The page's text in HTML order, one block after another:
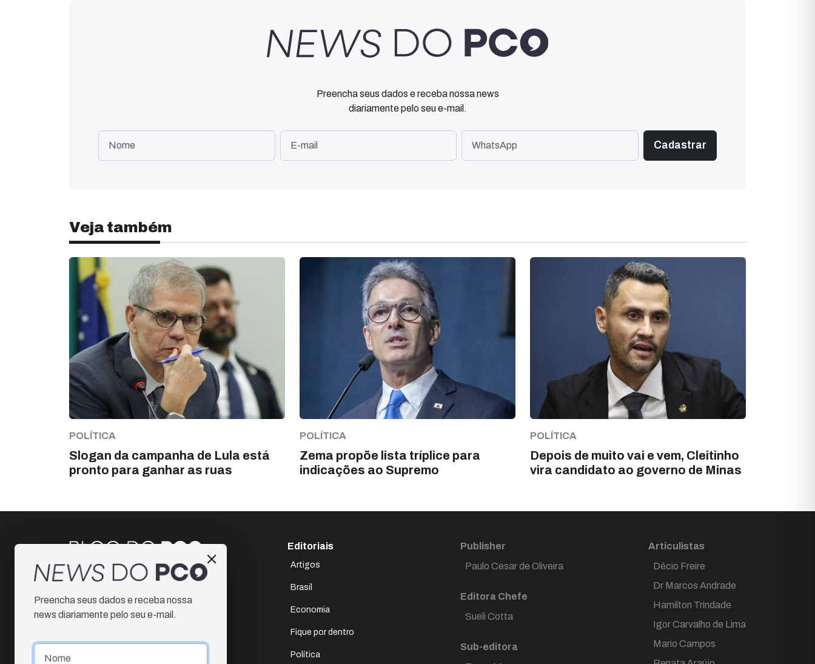
Preencha seus dados e receba nossa news
diariamente pelo seu e-mail.
Veja também
POLÍTICA
Slogan da campanha de Lula está
pronto para ganhar as ruas
POLÍTICA
Zema propõe lista tríplice para
indicações ao Supremo
POLÍTICA
Depois de muito vai e vem, Cleitinho
vira candidato ao governo de Minas
Instagram
Facebook
Editoriais
Artigos
Brasil
Economia
Fique por dentro
Política
Publisher
Paulo Cesar de Oliveira
Editora Chefe
Sueli Cotta
Sub-editora
Articulistas
Décio Freire
Dr Marcos Andrade
Hamilton Trindade
Igor Carvalho de Lima
Mario Campos
Preencha seus dados e receba nossa
news diariamente pelo seu e-mail.